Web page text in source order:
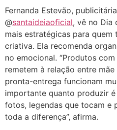
Fernanda Estevão,
@santaideiaoficial, vê no Dia
mais estratégicas para quem
criativa. Ela recomenda
no emocional. “Produtos
remetem à relação entre
pronta-entrega funcionam
importante quanto produzir
fotos, legendas que tocam e
toda a diferença”, afirma.